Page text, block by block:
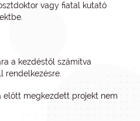
vagy fiatal kutató
a kezdéstől számítva
rendelkezésre.
előtt megkezdett projekt nem